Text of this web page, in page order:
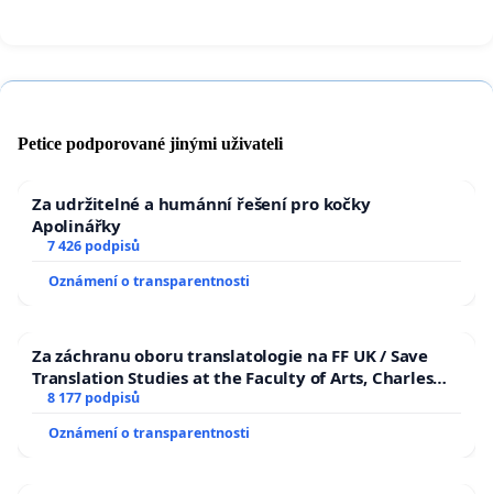
Petice podporované jinými uživateli
Za udržitelné a humánní řešení pro kočky
Apolinářky
7 426 podpisů
Oznámení o transparentnosti
Za záchranu oboru translatologie na FF UK / Save
Translation Studies at the Faculty of Arts, Charles
University
8 177 podpisů
Oznámení o transparentnosti